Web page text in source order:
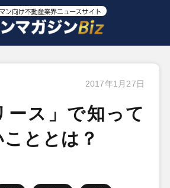
2017年1月27日
ース」で知って
ととは？